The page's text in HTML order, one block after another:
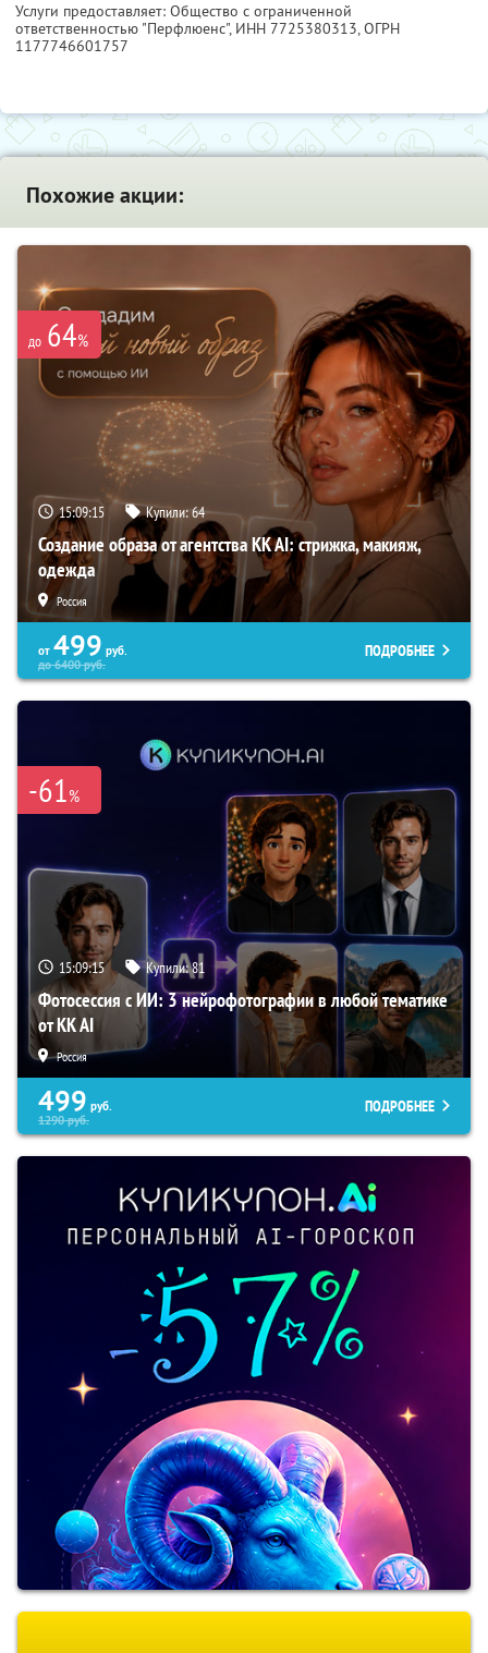
Услуги предоставляет: Общество с ограниченной
ответственностью "Перфлюенс", ИНН 7725380313, ОГРН
1177746601757
Похожие акции:
до 64%
15:09:14 Купили:64
Создание образа от агентства KK AI: стрижка, макияж,
одежда
Россия
от 499 руб.
до6400руб.
ПОДРОБНЕЕ
-61%
15:09:14 Купили:81
Фотосессия с ИИ: 3 нейрофотографии в любой тематике
от KK AI
Россия
499 руб.
1290руб.
ПОДРОБНЕЕ